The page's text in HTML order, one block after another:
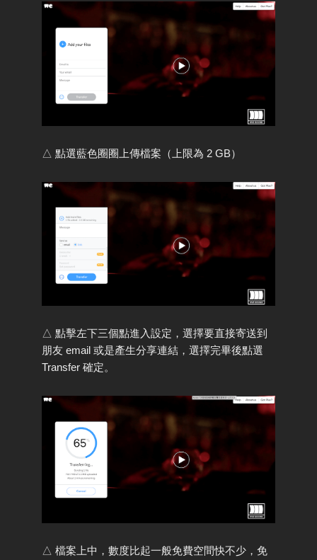
△ 點選藍色圈圈上傳檔案（上限為 2 GB）
△ 點擊左下三個點進入設定，選擇要直接寄送到
朋友 email 或是產生分享連結，選擇完畢後點選
Transfer 確定。
△ 檔案上中，數度比起一般免費空間快不少，免